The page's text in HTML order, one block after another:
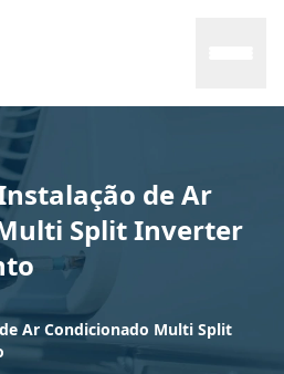
Home
Sobre
de Ar
Split Inverter
Ar Condicionado Multi Split